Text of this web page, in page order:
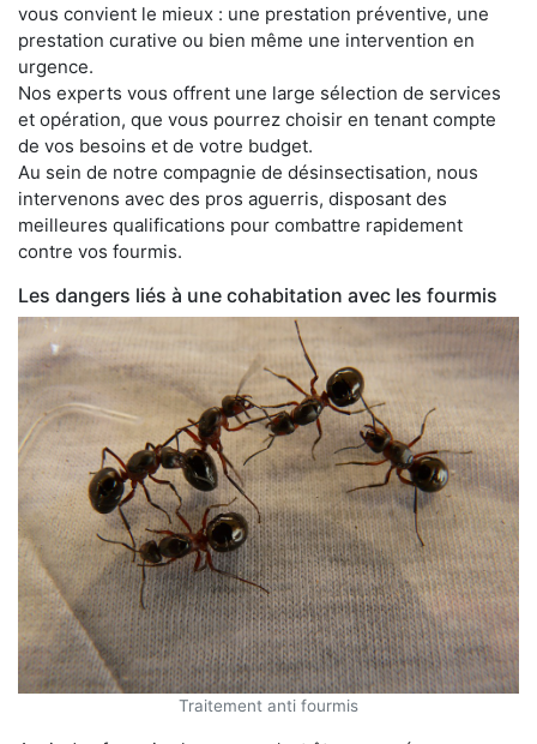
vous convient le mieux : une prestation préventive, une
prestation curative ou bien même une intervention en
urgence.
Nos experts vous offrent une large sélection de services
et opération, que vous pourrez choisir en tenant compte
de vos besoins et de votre budget.
Au sein de notre compagnie de désinsectisation, nous
intervenons avec des pros aguerris, disposant des
meilleures qualifications pour combattre rapidement
contre vos fourmis.
Les dangers liés à une cohabitation avec les fourmis
Traitement anti fourmis